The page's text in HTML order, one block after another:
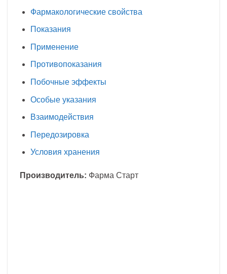
Фармакологические свойства
Показания
Применение
Противопоказания
Побочные эффекты
Особые указания
Взаимодействия
Передозировка
Условия хранения
Производитель: Фарма Старт